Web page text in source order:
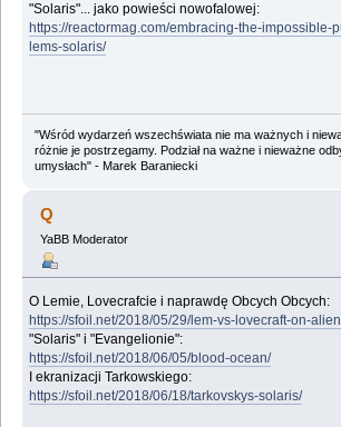
"Solaris"... jako powieści nowofalowej:
https://reactormag.com/embracing-the-impossible-
lems-solaris/
"Wśród wydarzeń wszechświata nie ma ważnych i
różnie je postrzegamy. Podział na ważne i nieważne
umysłach" - Marek Baraniecki
Q
YaBB Moderator
O Lemie, Lovecrafcie i naprawdę Obcych Obcych:
https://sfoil.net/2018/05/29/lem-vs-lovecraft-on-
"Solaris" i "Evangelionie":
https://sfoil.net/2018/06/05/blood-ocean/
I ekranizacji Tarkowskiego:
https://sfoil.net/2018/06/18/tarkovskys-solaris/